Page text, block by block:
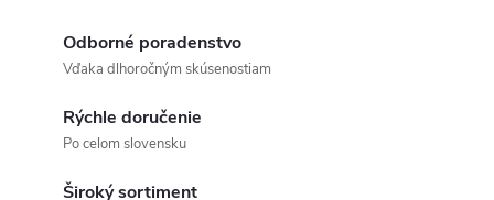
Odborné poradenstvo
Vďaka dlhoročným skúsenostiam
Rýchle doručenie
Po celom slovensku
Široký sortiment